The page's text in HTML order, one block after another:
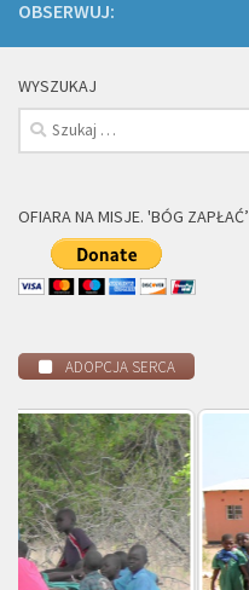
OBSERWUJ:
WYSZUKAJ
Szukaj:
OFIARA NA MISJE. 'BÓG ZAPŁAĆ’
ADOPCJA SERCA